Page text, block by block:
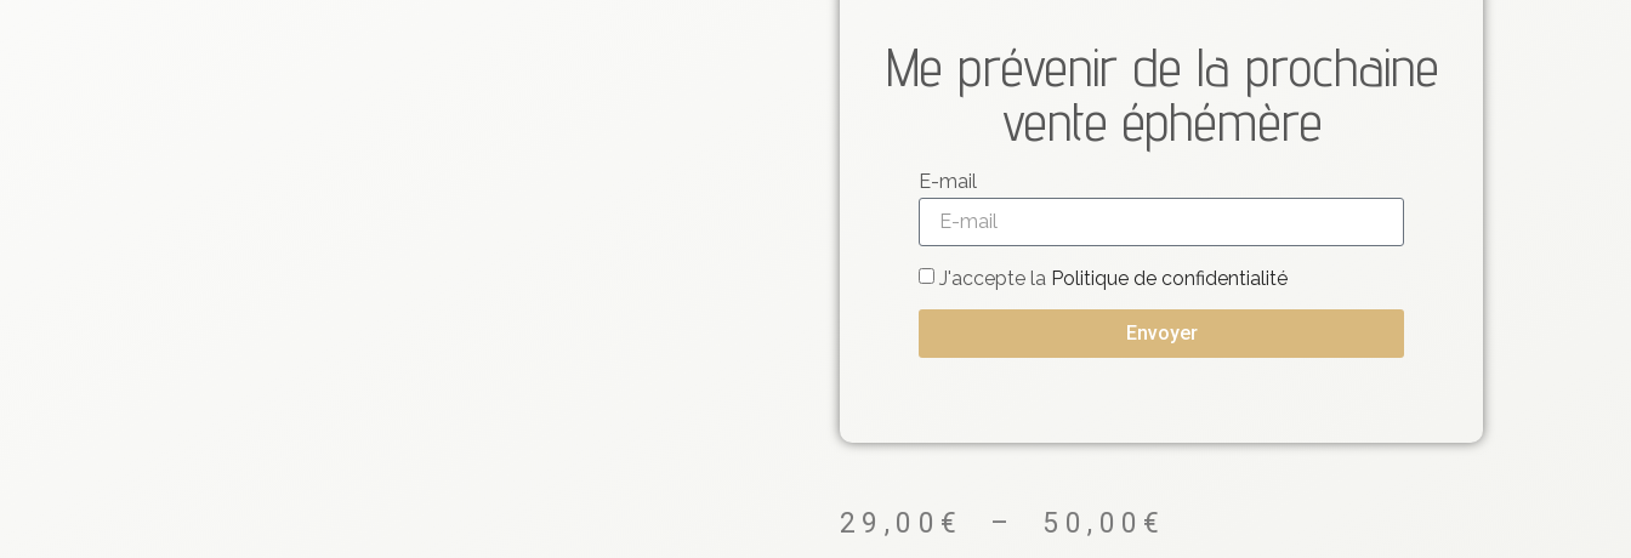
Me prévenir de la prochaine
vente éphémère
E-mail
J'accepte la Politique de confidentialité
Envoyer
29,00 € – 50,00 €